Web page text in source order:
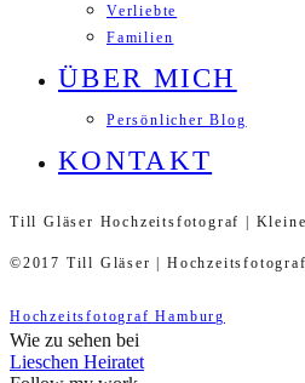
Verliebte
Familien
ÜBER MICH
Persönlicher Blog
KONTAKT
Till Gläser Hochzeitsfotograf |
©2017 Till Gläser |
Hochzeitsfotograf Hamburg
Wie zu sehen bei
Lieschen Heiratet